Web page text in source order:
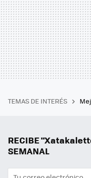
TEMAS DE INTERÉS
RECIBE
SEMANAL